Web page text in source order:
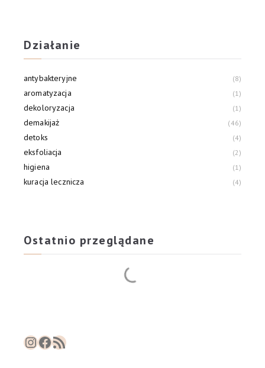
Działanie
antybakteryjne 8
aromatyzacja 1
dekoloryzacja 1
demakijaż 46
detoks 4
eksfoliacja 2
higiena 1
kuracja lecznicza 4
Ostatnio przeglądane
InstagramFacebook RSS Feed